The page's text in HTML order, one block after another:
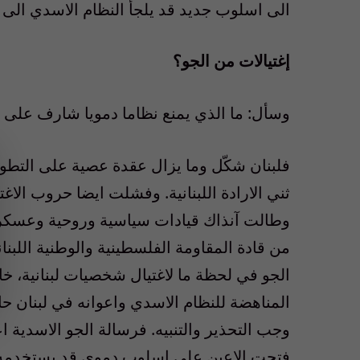
الى اسلوب جديد قد يلجأ النظام الاسدي
إغتيالات من الجو؟
وسأل: ما الذي يمنع نظاما دمويا شارف
فلبنان شكّل وما يزال عقدة عصية على
ثني الارادة اللبنانية. وفشلت ايضا حروب
وطالت آنذاك قيادات سياسية وروحية
من قادة المقاومة الفلسطينية والوطنية
الجو في لحظة ما لاغتيال شخصيات لبنانية،
المناهضة للنظام الاسدي واعوانه في
وجب التحذير والتنبيه. فرسالة الجو